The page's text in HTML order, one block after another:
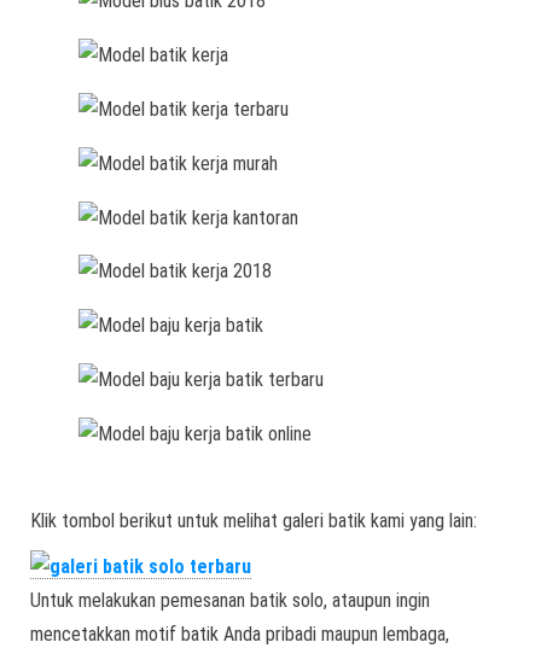
Klik tombol berikut untuk melihat galeri batik kami yang lain:
Untuk melakukan pemesanan batik solo, ataupun ingin
mencetakkan motif batik Anda pribadi maupun lembaga,